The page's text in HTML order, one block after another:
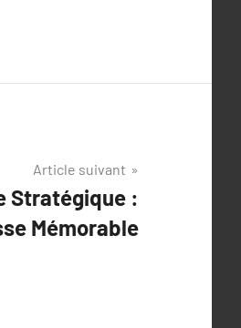
Article suivant
Stratégique :
Mémorable